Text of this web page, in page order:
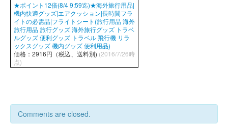
★ポイント12倍(8/4 9:59迄)★海外旅行用品|
機内快適グッズ|エアクッション|長時間フラ
イトの必需品|フライトシート(旅行用品 海外
旅行用品 旅行グッズ 海外旅行グッズ トラベ
ルグッズ 便利グッズ トラベル 飛行機 リラ
ックスグッズ 機内グッズ 便利用品)
価格：2916円（税込、送料別) (2016/7/26時
点)
Comments are closed.